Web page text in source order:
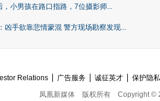
，小男孩在路口指路，7位摄影师...
凶手欲靠悲情蒙混 警方现场勘察发现...
Relations 广告服务 诚征英才
保护隐
凤凰新媒体
版权所有 Copyright ©